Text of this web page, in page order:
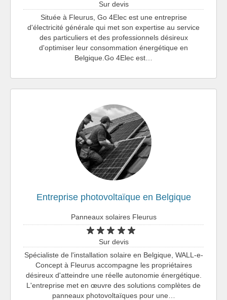
Sur devis
Située à Fleurus, Go 4Elec est une entreprise
d'électricité générale qui met son expertise au service
des particuliers et des professionnels désireux
d'optimiser leur consommation énergétique en
Belgique.Go 4Elec est…
Entreprise photovoltaïque en Belgique
Panneaux solaires Fleurus
Sur devis
Spécialiste de l'installation solaire en Belgique, WALL-e-
Concept à Fleurus accompagne les propriétaires
désireux d'atteindre une réelle autonomie énergétique.
L'entreprise met en œuvre des solutions complètes de
panneaux photovoltaïques pour une…